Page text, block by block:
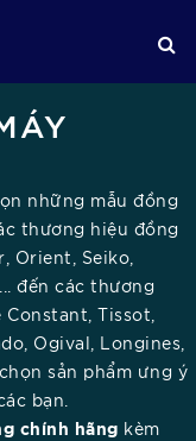
những mẫu đồng
thương hiệu đồng
Orient, Seiko,
đến các thương
Tissot,
Ogival, Longines,
sản phẩm ưng ý
bạn.
chính hãng kèm